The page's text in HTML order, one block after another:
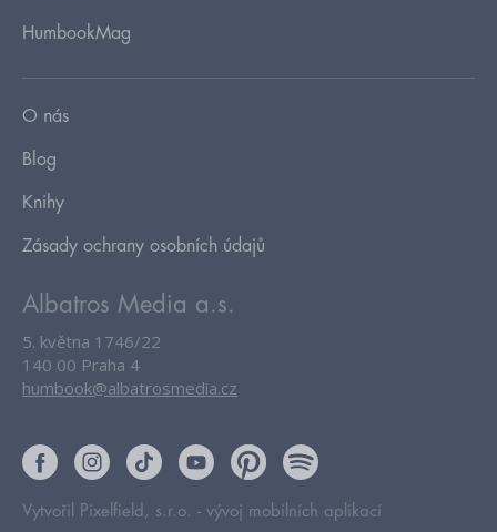
HumbookMag
O nás
Blog
Knihy
Zásady ochrany osobních údajů
Albatros Media a.s.
5. května 1746/22
140 00 Praha 4
humbook@albatrosmedia.cz
Vytvořil Pixelfield, s.r.o. - vývoj mobilních aplikací